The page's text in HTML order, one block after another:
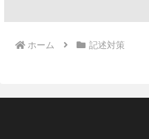
ホーム 記述対策